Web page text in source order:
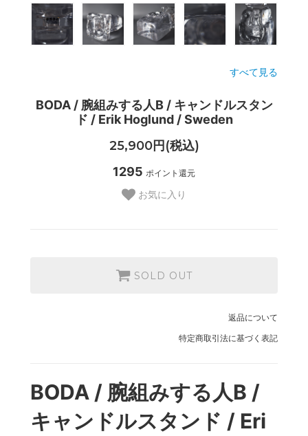
すべて見る
BODA / 腕組みする人B / キャンドルスタン
ド / Erik Hoglund / Sweden
25,900円(税込)
1295 ポイント還元
お気に入り
SOLD OUT
返品について
特定商取引法に基づく表記
BODA / 腕組みする人B /
キャンドルスタンド / Eri